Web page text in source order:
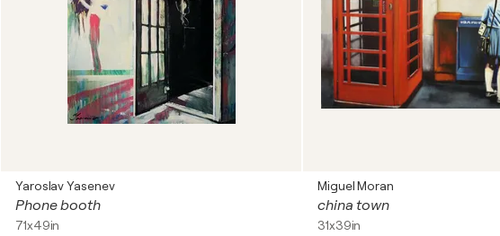
Yaroslav Yasenev
Phone booth
71x49in
Miguel Moran
china town
31x39in